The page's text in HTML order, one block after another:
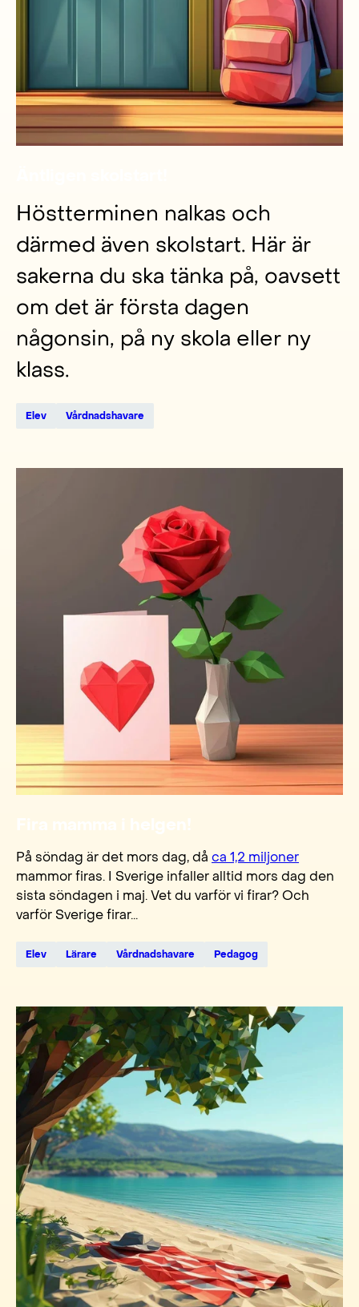
Höstterminen nalkas och
därmed även skolstart. Här är
sakerna du ska tänka på, oavsett
om det är första dagen
någonsin, på ny skola eller ny
klass.
Elev Vårdnadshavare
På söndag är det mors dag, då ca 1,2 miljoner
mammor firas. I Sverige infaller alltid mors dag den
sista söndagen i maj. Vet du varför vi firar? Och
varför Sverige firar...
Elev Lärare Vårdnadshavare Pedagog